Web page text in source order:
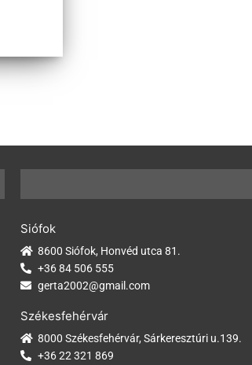
Siófok
8600 Siófok, Honvéd utca 81.
+36 84 506 555
gerta2002@gmail.com
Székesfehérvár
8000 Székesfehérvár, Sárkeresztúri u.139.
+36 22 321 869